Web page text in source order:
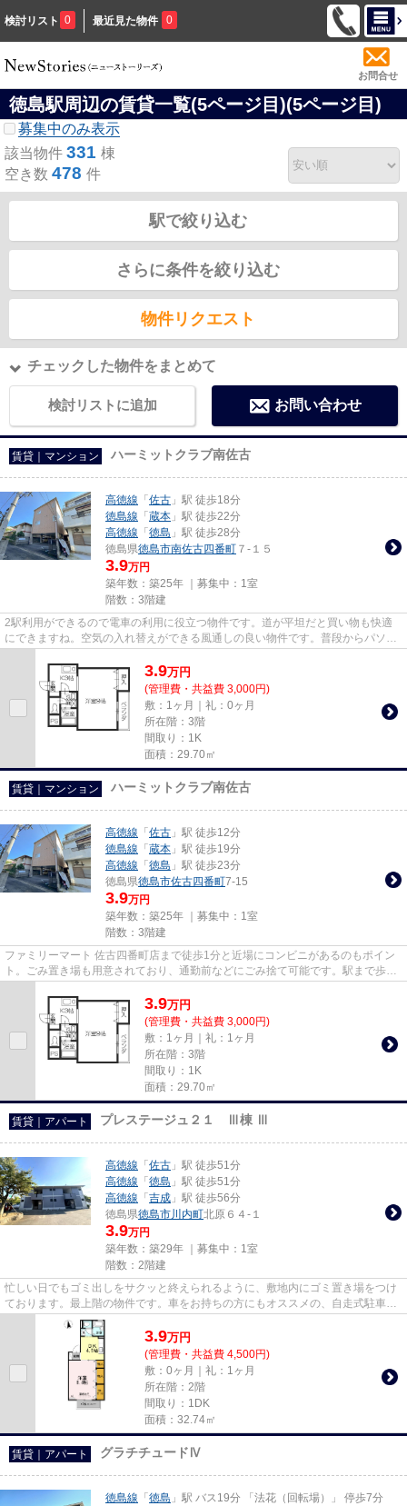
検討リスト 0 最近見た物件 0
お問合せ
徳島駅周辺の賃貸一覧(5ページ目)(5ページ目)
募集中のみ表示
該当物件 331 棟
空き数 478 件
駅で絞り込む
さらに条件を絞り込む
物件リクエスト
チェックした物件をまとめて
検討リストに追加 お問い合わせ
賃貸｜マンション ハーミットクラブ南佐古
高徳線 「 佐古 」駅 徒歩18分
徳島線 「 蔵本 」駅 徒歩22分
高徳線 「 徳島 」駅 徒歩28分
徳島県徳島市南佐古四番町 ７-１５
3.9万円
築年数：築25年 ｜募集中： 1室
階数：3階建
2駅利用ができるので電車の利用に役立つ物件です。道が平坦だと買い物も快適
にできますね。空気の入れ替えができる風通しの良い物件です。普段からパソコ
3.9万円
(管理費・共益費 3,000円)
敷：1ヶ月｜礼：0ヶ月
所在階：3階
間取り：1K
面積：29.70㎡
賃貸｜マンション ハーミットクラブ南佐古
高徳線 「 佐古 」駅 徒歩12分
徳島線 「 蔵本 」駅 徒歩19分
高徳線 「 徳島 」駅 徒歩23分
徳島県徳島市佐古四番町7-15
3.9万円
築年数：築25年 ｜募集中： 1室
階数：3階建
ファミリーマート 佐古四番町店まで徒歩1分と近場にコンビニがあるのもポイン
ト。ごみ置き場も用意されており、通勤前などにごみ捨て可能です。駅まで歩い
3.9万円
(管理費・共益費 3,000円)
敷：1ヶ月｜礼：1ヶ月
所在階：3階
間取り：1K
面積：29.70㎡
賃貸｜アパート プレステージュ２１ Ⅲ棟 Ⅲ
高徳線 「 佐古 」駅 徒歩51分
高徳線 「 徳島 」駅 徒歩51分
高徳線 「 吉成 」駅 徒歩56分
徳島県徳島市川内町北原６４-１
3.9万円
築年数：築29年 ｜募集中： 1室
階数：2階建
忙しい日でもゴミ出しをサクッと終えられるように、敷地内にゴミ置き場をつけ
ております。最上階の物件です。車をお持ちの方にもオススメの、自走式駐車場
を利用できる物件です。イン...
3.9万円
(管理費・共益費 4,500円)
敷：0ヶ月｜礼：1ヶ月
所在階：2階
間取り：1DK
面積：32.74㎡
賃貸｜アパート グラチチュードⅣ
徳島線 「 徳島 」駅 バス19分 「法花（回転場）」 停歩7分